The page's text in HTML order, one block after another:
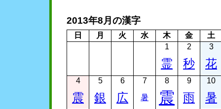
2013年8月の漢字
日 月 火 水 木 金
土
1
霊
2
秒
3
花
4
震
5
銀
6
広
7
暑
8
震
9
雨
10
暑